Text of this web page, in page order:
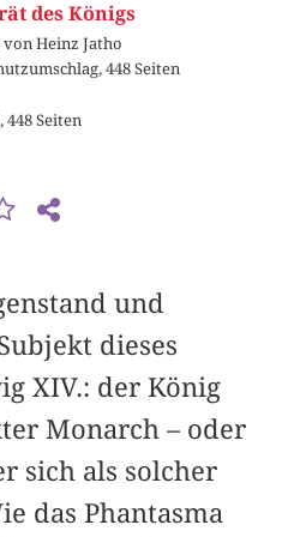
des Königs
Heinz Jatho
448 Seiten
448 Seiten
und
dieses
XIV.: der König
Monarch – oder
sich als solcher
das Phantasma